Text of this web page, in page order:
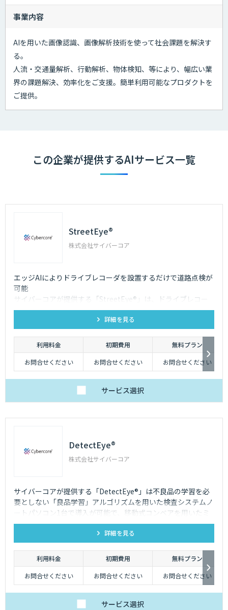
事業内容
AIを用いた画像認識、画像解析技術を使って社会課題を解決す
る。
人流・交通量解析、行動解析、物体検知、等により、幅広い業
界の課題解決、効率化をご支援。簡単利用可能なプロダクトを
ご提供。
この企業が提供するAIサービス一覧
DetectEye®
株式会社サイバーコア
サイバーコアが提供する「DetectEye®」は不良品の学習を必
要としない「良品学習」アルゴリズムを用いた検査システムノ
ートパソコン1台で導入が可能で、移動式コンベアを用いたミ
ニマムな構成も可能。特に小〜中規模の事業者様向けで、低コ
ストでAI検品を導入していただけます。
詳細を見る
利用料金 初期費用
無料プラン
お問合せください
お問合せください お問合せください
サービス選択
StreetEye®
株式会社サイバーコア
エッジAIによりドライブレコーダを設置するだけで道路点検が
可能
サイバーコアが提供する「StreetEye®」は、ドライブレコー
ダーに内蔵されているSoCに、サイバーコアの軽量化したコン
パクト物体検知AIを実装。 収集したデータをマップ化し、都市
開発や道路修繕計画など、さまざまなシーンでご利用いただけ
詳細を見る
利用料金 初期費用
無料プラン
お問合せください
お問合せください お問合せください
サービス選択